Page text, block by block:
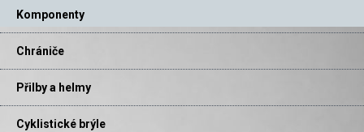
Komponenty
Chrániče
Přilby a helmy
Cyklistické brýle